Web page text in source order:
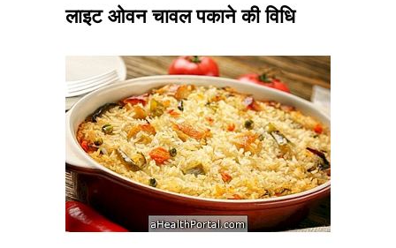
लाइट ओवन चावल पकाने की विधि